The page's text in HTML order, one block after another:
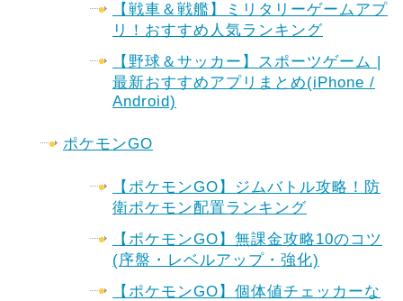
【戦車＆戦艦】ミリタリーゲームアプ
リ！おすすめ人気ランキング
【野球＆サッカー】スポーツゲーム |
最新おすすめアプリまとめ(iPhone /
Android)
ポケモンGO
【ポケモンGO】ジムバトル攻略！防
衛ポケモン配置ランキング
【ポケモンGO】無課金攻略10のコツ
(序盤・レベルアップ・強化)
【ポケモンGO】個体値チェッカーな